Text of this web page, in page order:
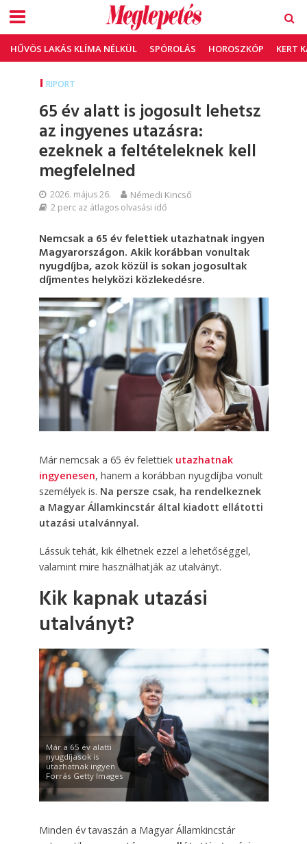
HŰVÖS LAKÁS KLÍMA NÉLKÜL SPÓROLÁS HOROSZKÓP KERT
RIPORT
65 év alatt is jogosult lehetsz
az ingyenes utazásra:
ezeknek a feltételeknek kell
megfelelned
2026. május 26. Némedi Kincső
2 perc az átlagos olvasási idő
Nemcsak a 65 év felettiek utazhatnak ingyen
Magyarországon. Akik korábban vonultak
nyugdíjba, azok közül is sokan jogosultak
díjmentes helyközi közlekedésre.
Már nemcsak a 65 év felettiek utazhatnak
ingyenesen, hanem a korábban nyugdíjba vonult
személyek is. Na persze csak, ha rendelkeznek
a Magyar Államkincstár által kiadott ellátotti
utazási utalvánnyal.
Lássuk tehát, kik élhetnek ezzel a lehetőséggel,
valamint mire használhatják az utalványt.
Kik kapnak utazási
utalványt?
Már a 65 év alatti
nyugdíjasok is
utazhatnak ingyen
Forrás Getty Images
Minden év tavaszán a Magyar Államkincstár